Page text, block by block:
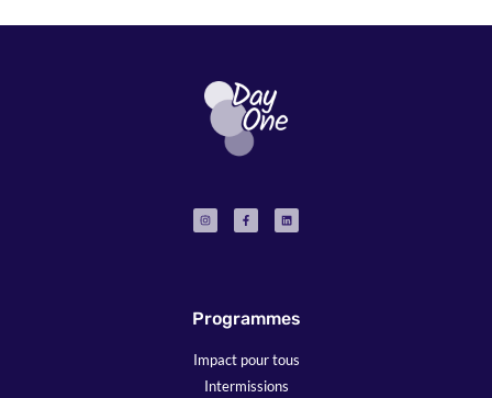
Programmes
Impact pour tous
Intermissions